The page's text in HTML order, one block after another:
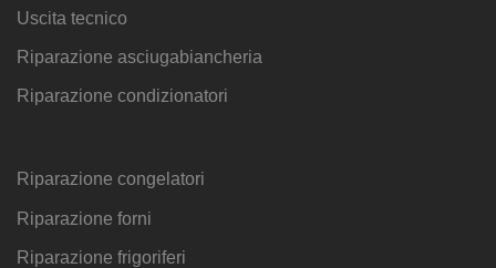
Uscita tecnico
Riparazione asciugabiancheria
Riparazione condizionatori
Riparazione congelatori
Riparazione forni
Riparazione frigoriferi